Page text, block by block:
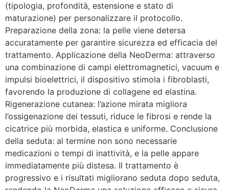
(tipologia, profondità, estensione e stato di
maturazione) per personalizzare il protocollo.
Preparazione della zona: la pelle viene detersa
accuratamente per garantire sicurezza ed efficacia del
trattamento. Applicazione della NeoDerma: attraverso
una combinazione di campi elettromagnetici, vacuum e
impulsi bioelettrici, il dispositivo stimola i fibroblasti,
favorendo la produzione di collagene ed elastina.
Rigenerazione cutanea: l’azione mirata migliora
l’ossigenazione dei tessuti, riduce le fibrosi e rende la
cicatrice più morbida, elastica e uniforme. Conclusione
della seduta: al termine non sono necessarie
medicazioni o tempi di inattività, e la pelle appare
immediatamente più distesa. Il trattamento è
progressivo e i risultati migliorano seduta dopo seduta,